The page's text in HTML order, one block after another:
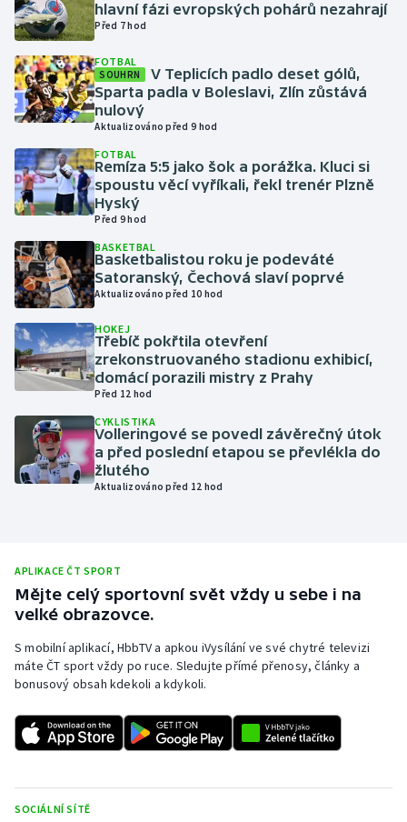
Házená
Jezdectví
Judo
Krasobruslení
Lezení
Lyže a snowboard
Moderní pětiboj
Motorsport
Olympijské hry
Parasport
Plavání
Rychlobruslení
Short track
Sportovní střelba
Triatlon
hlavní fázi evropských pohárů nezahrají
Před 7 hod
FOTBAL
SOUHRN
V Teplicích padlo deset gólů,
Sparta padla v Boleslavi, Zlín zůstává
nulový
Aktualizováno před 9 hod
FOTBAL
Remíza 5:5 jako šok a porážka. Kluci si
spoustu věcí vyříkali, řekl trenér Plzně
Hyský
Před 9 hod
BASKETBAL
Basketbalistou roku je podeváté
Satoranský, Čechová slaví poprvé
Aktualizováno před 10 hod
HOKEJ
Třebíč pokřtila otevření
zrekonstruovaného stadionu exhibicí,
domácí porazili mistry z Prahy
Před 12 hod
CYKLISTIKA
Volleringové se povedl závěrečný útok
a před poslední etapou se převlékla do
žlutého
Aktualizováno před 12 hod
APLIKACE ČT SPORT
Mějte celý sportovní svět vždy u sebe i na
velké obrazovce.
S mobilní aplikací, HbbTV a apkou iVysílání ve své chytré televizi
máte ČT sport vždy po ruce. Sledujte přímé přenosy, články a
bonusový obsah kdekoli a kdykoli.
SOCIÁLNÍ SÍTĚ